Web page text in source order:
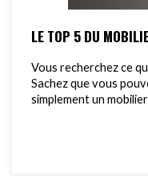
LE TOP 5 DU
Vous recherchez ce
Sachez que vous
simplement un